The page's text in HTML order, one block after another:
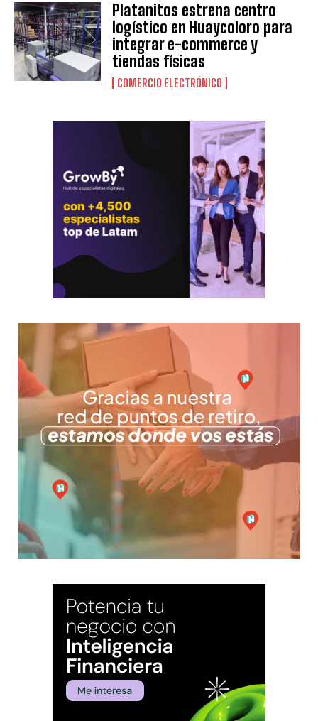
Platanitos estrena centro
logístico en Huaycoloro para
integrar e-commerce y
tiendas físicas
COMERCIO ELECTRÓNICO